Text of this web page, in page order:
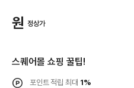
원 정상가
스퀘어몰 쇼핑 꿀팁!
포인트 적립 최대 1%